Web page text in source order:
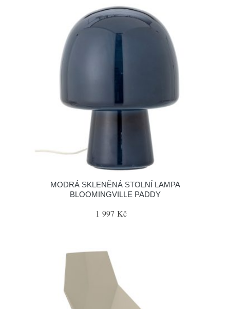
MODRÁ SKLENĚNÁ STOLNÍ LAMPA
BLOOMINGVILLE PADDY
1 997 Kč